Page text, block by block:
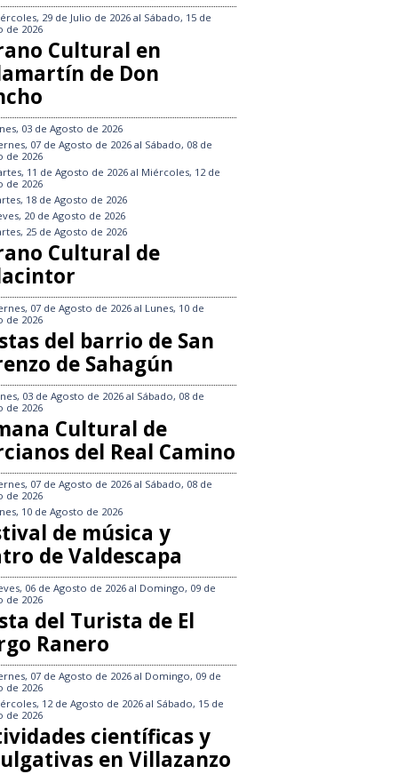
29 de Julio de 2026 al Sábado, 15 de
de 2026
Cultural en
de Don
03 de Agosto de 2026
07 de Agosto de 2026 al Sábado, 08 de
de 2026
11 de Agosto de 2026 al Miércoles, 12 de
de 2026
18 de Agosto de 2026
20 de Agosto de 2026
25 de Agosto de 2026
Cultural de
07 de Agosto de 2026 al Lunes, 10 de
de 2026
del barrio de San
de Sahagún
03 de Agosto de 2026 al Sábado, 08 de
de 2026
Cultural de
del Real Camino
07 de Agosto de 2026 al Sábado, 08 de
de 2026
10 de Agosto de 2026
de música y
de Valdescapa
06 de Agosto de 2026 al Domingo, 09 de
de 2026
del Turista de El
Ranero
07 de Agosto de 2026 al Domingo, 09 de
de 2026
12 de Agosto de 2026 al Sábado, 15 de
de 2026
científicas y
en Villazanzo